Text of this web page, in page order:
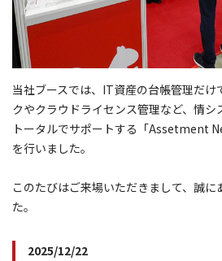
当社ブースでは、IT資産の台帳管理だけ
クやクラウドライセンス管理など、情シ
トータルでサポートする「Assetment
を行いました。
このたびはご来場いただきまして、誠に
た。
2025/12/22